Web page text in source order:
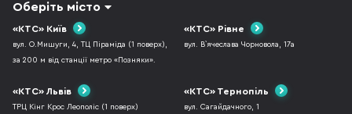
Оберіть місто
«КТС» Київ
вул. О.Мишуги, 4, ТЦ Піраміда (1 поверх),
за 200 м від станції метро «Позняки».
«КТС» Рівне
вул. В`ячеслава Чорновола, 17а
«КТС» Львів
ТРЦ Кінг Крос Леополіс (1 поверх)
«КТС» Тернопіль
вул. Сагайдачного, 1